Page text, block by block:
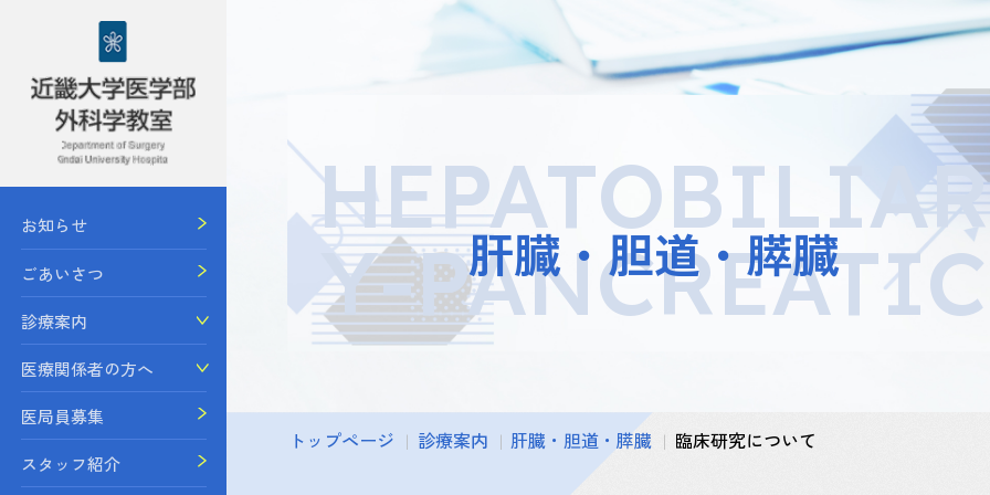
お知らせ
ごあいさつ
診療案内
医療関係者の方へ
医局員募集
スタッフ紹介
肝臓・胆道・膵臓
HEPATOBILIAR
Y-PANCREATIC
トップページ 診療案内 肝臓・胆道・膵臓 臨床研究について